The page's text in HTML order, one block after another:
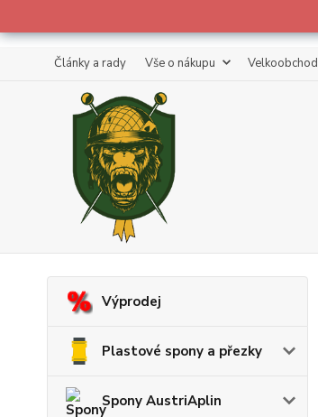
Články a rady Vše o nákupu Velkoobchod
Výprodej
Plastové spony a přezky
Spony AustriAplin